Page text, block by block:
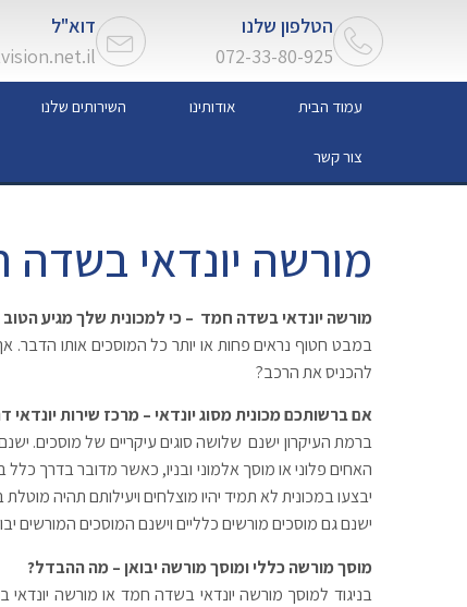
הטלפון שלנו
072-33-80-925
דוא"ל
עמוד הבית אודותינו השירותים שלנו
צור קשר
מורשה יונדאי
מורשה יונדאי בשדה חמד – כי למכונית שלך מגיע הטוב
במבט חטוף נראים פחות או יותר כל המוסכים אותו
להכניס את הרכב?
אם ברשותכם מכונית מסוג יונדאי – מרכז שירות
ברמת העיקרון ישנם שלושה סוגים עיקריים של מוסכים.
האחים פלוני או מוסך אלמוני ובניו, כאשר מדובר בדרך
יבצעו במכונית לא תמיד יהיו מוצלחים ויעילותם תהיה
ישנם גם מוסכים מורשים כלליים וישנם המוסכים המורשים
מוסך מורשה כללי ומוסך מורשה יבואן – מה ההבדל?
בניגוד למוסך מורשה יונדאי בשדה חמד או מורשה